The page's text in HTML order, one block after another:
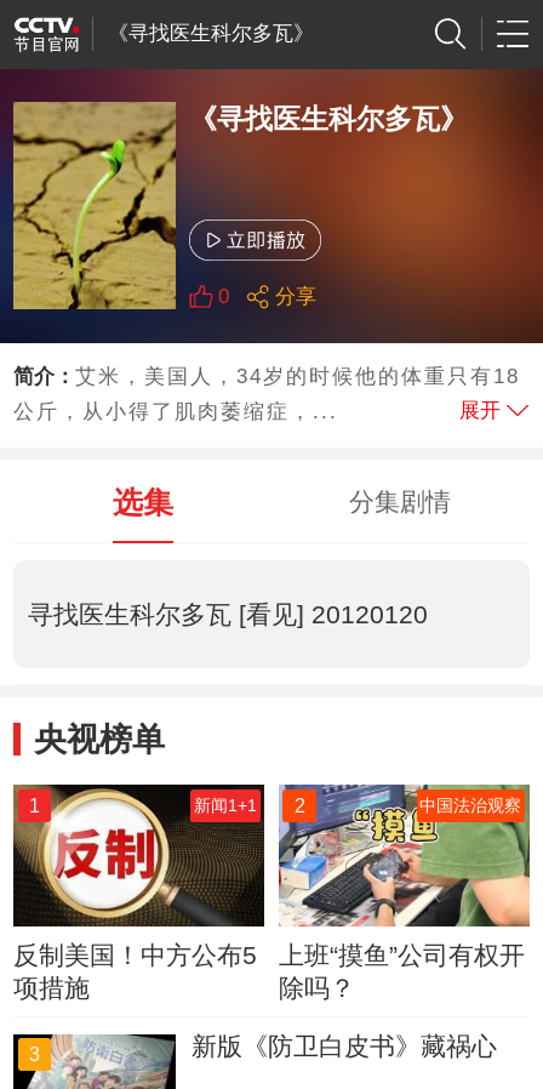
《寻找医生科尔多瓦》
《寻找医生科尔多瓦》
0 分享
简介：艾米，美国人，34岁的时候他的体重只有18
公斤，从小得了肌肉萎缩症，...
展开
选集 分集剧情
寻找医生科尔多瓦 [看见] 20120120
央视榜单
1 新闻1+1
反制美国！中方公布5
项措施
2 中国法治观察
上班“摸鱼”公司有权开
除吗？
3 新版《防卫白皮书》藏祸心